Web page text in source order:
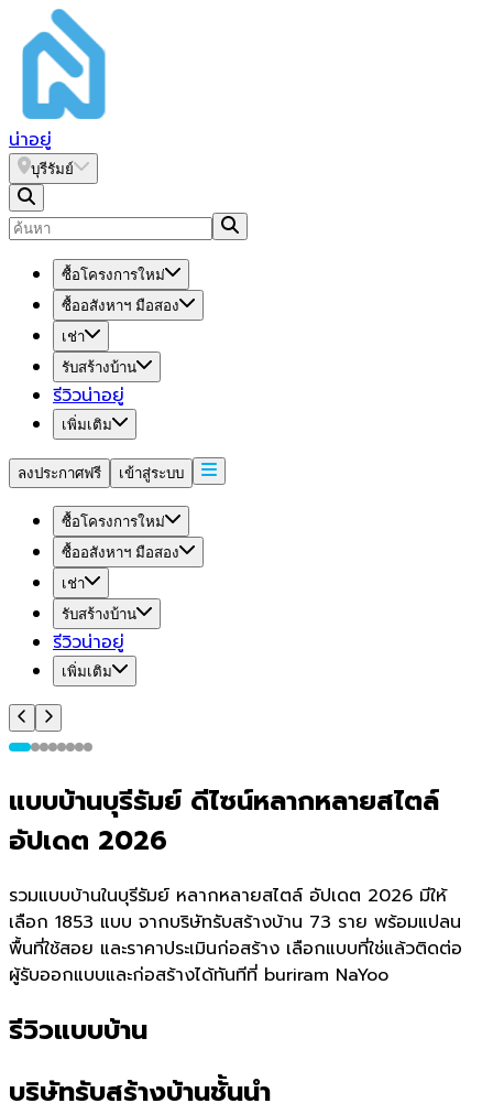
น่าอยู่
บุรีรัมย์
ซื้อโครงการใหม่
ซื้ออสังหาฯ มือสอง
เช่า
รับสร้างบ้าน
รีวิวน่าอยู่
เพิ่มเติม
ลงประกาศฟรี เข้าสู่ระบบ
ซื้อโครงการใหม่
ซื้ออสังหาฯ มือสอง
เช่า
รับสร้างบ้าน
รีวิวน่าอยู่
เพิ่มเติม
แบบบ้านบุรีรัมย์ ดีไซน์หลากหลายสไตล์
อัปเดต 2026
รวมแบบบ้านในบุรีรัมย์ หลากหลายสไตล์ อัปเดต 2026 มีให้
เลือก 1853 แบบ จากบริษัทรับสร้างบ้าน 73 ราย พร้อมแปลน
พื้นที่ใช้สอย และราคาประเมินก่อสร้าง เลือกแบบที่ใช่แล้วติดต่อ
ผู้รับออกแบบและก่อสร้างได้ทันทีที่ buriram NaYoo
รีวิวแบบบ้าน
บริษัทรับสร้างบ้านชั้นนำ